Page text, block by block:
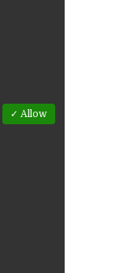
✓ Allow